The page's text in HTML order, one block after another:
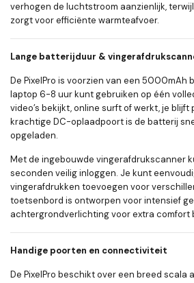
verhogen de luchtstroom aanzienlijk,
zorgt voor efficiënte warmteafvoer.
Lange batterijduur &
De PixelPro is voorzien van een 5000mAh
laptop 6-8 uur kunt gebruiken op één
video’s bekijkt, online surft of werkt, je blijft
krachtige DC-oplaadpoort is de batterij
opgeladen.
Met de ingebouwde vingerafdrukscanner
seconden veilig inloggen. Je kunt
vingerafdrukken toevoegen voor
toetsenbord is ontworpen voor intensief
achtergrondverlichting voor extra comfort
Handige poorten en connectiviteit
De PixelPro beschikt over een breed scala